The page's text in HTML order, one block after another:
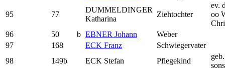
95 77
DUMMELDINGER
Katharina
Ziehtochter
ev.
oo
96
50 b EBNER Johann
Weber
97
168 ECK Franz
Schwiegervater
98
149b ECK Stefan Pflegekind